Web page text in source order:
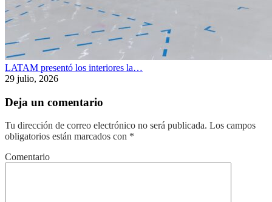
LATAM presentó los interiores la…
29 julio, 2026
Deja un comentario
Tu dirección de correo electrónico no será publicada. Los campos
obligatorios están marcados con *
Comentario